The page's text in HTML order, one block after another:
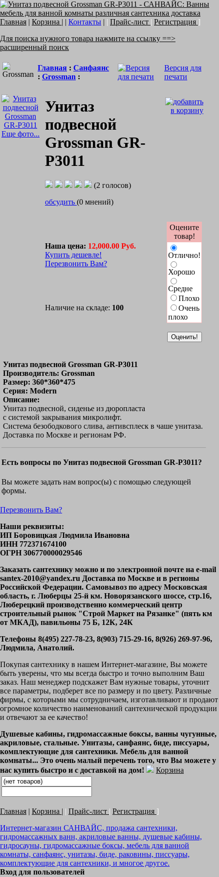
Главная | Корзина | | Контакты | | Прайс-лист | Регистрация ]
Для поиска нужного товара нажмите на ссылку ==>
расширенный поиск
Главная : Санфаянс
: Grossman :
Версия для
печати
Еще фото...
Унитаз
подвесной
Grossman GR-
P3011
(2 голосов)
обсудить (0 мнений)
Наша цена: 12,000.00 Руб.
Купить дешевле!
Перезвонить Вам?
Оцените
товар!
Отлично!
Хорошо
Средне
Плохо
Очень
плохо
Наличие на складе: 100
Унитаз подвесной Grossman GR-P3011
Производитель: Grossman
Размер: 360*360*475
Серия: Modern
Описание:
Унитаз подвесной, сиденье из дюропласта
с системой закрывания микролифт.
Система безободкового слива, антивсплеск в чаше унитаза.
Доставка по Москве и регионам РФ.
Есть вопросы по Унитаз подвесной Grossman GR-P3011?
Вы можете задать нам вопрос(ы) с помощью следующей
формы.
Перезвонить Вам?
Наши реквизиты:
ИП Боровицкая Людмила Ивановна
ИНН 772371674100
ОГРН 306770000029546
Заказать сантехнику можно и по электронной почте на e-mail
santex-2010@yandex.ru Доставка по Москве и в регионы
Российской Федерации. Самовывоз по адресу Московская
область, г. Люберцы 25-й км. Новорязанского шоссе, стр.16,
Люберецкий производственно коммерческий центр
строительный рынок "Строй Маркет на Рязанке" (пять км
от МКАД), павильоны 75 Б, 12К, 24К
Телефоны 8(495) 227-78-23, 8(903) 715-29-16, 8(926) 269-97-96,
Людмила, Анатолий.
Покупая сантехнику в нашем Интернет-магазине, Вы можете
быть уверены, что мы всегда быстро и точно выполним Ваш
заказ. Наш менеджер подскажет Вам нужные товары, уточнит
все параметры, подберет все по размеру и по цвету. Различные
фирмы, с которыми мы сотрудничаем, изготавливают и продают
огромное количество наименований сантехнической продукции
и отвечают за ее качество!
Душевые кабины, гидромассажные боксы, ванны чугунные,
акриловые, стальные. Унитазы, санфаянс, биде, писсуары,
комплектующие для сантехники. Мебель для ванной
комнаты... Это очень малый перечень того, что Вы можете у
нас купить быстро и с доставкой на дом!
Корзина
Главная | Корзина | | Прайс-лист | Регистрация ]
Интернет-магазин САНВАЙС, продажа сантехники,
гидромассажных ванн, акриловые ванны, душевые кабины,
гидросауны, гидромассажные боксы, мебель для ванной
комнаты, санфаянс, унитазы, биде, раковины, писсуары,
комплектующие для сантехники, и многое другое.
Вход для пользователей